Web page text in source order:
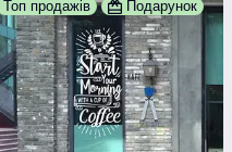
Топ продажів Подарунок